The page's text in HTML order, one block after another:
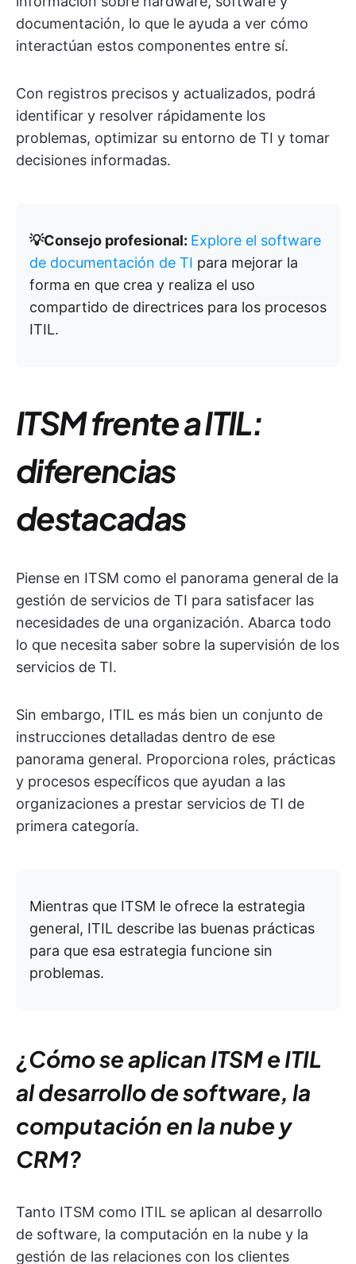
documentación, lo que le ayuda a ver cómo
interactúan estos componentes entre sí.
Con registros precisos y actualizados, podrá
identificar y resolver rápidamente los
problemas, optimizar su entorno de TI y tomar
decisiones informadas.
💡Consejo profesional: Explore el software
de documentación de TI para mejorar la
forma en que crea y realiza el uso
compartido de directrices para los procesos
ITIL.
ITSM frente a ITIL:
diferencias
destacadas
Piense en ITSM como el panorama general de la
gestión de servicios de TI para satisfacer las
necesidades de una organización. Abarca todo
lo que necesita saber sobre la supervisión de los
servicios de TI.
Sin embargo, ITIL es más bien un conjunto de
instrucciones detalladas dentro de ese
panorama general. Proporciona roles, prácticas
y procesos específicos que ayudan a las
organizaciones a prestar servicios de TI de
primera categoría.
Mientras que ITSM le ofrece la estrategia
general, ITIL describe las buenas prácticas
para que esa estrategia funcione sin
problemas.
¿Cómo se aplican ITSM e ITIL
al desarrollo de software, la
computación en la nube y
CRM?
Tanto ITSM como ITIL se aplican al desarrollo
de software, la computación en la nube y la
gestión de las relaciones con los clientes